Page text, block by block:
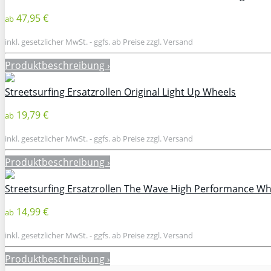
ab 47,95 €
inkl. gesetzlicher MwSt. - ggfs. ab Preise zzgl. Versand
Produktbeschreibung ›
Streetsurfing Ersatzrollen Original Light Up Wheels
ab 19,79 €
inkl. gesetzlicher MwSt. - ggfs. ab Preise zzgl. Versand
Produktbeschreibung ›
Streetsurfing Ersatzrollen The Wave High Performance
ab 14,99 €
inkl. gesetzlicher MwSt. - ggfs. ab Preise zzgl. Versand
Produktbeschreibung ›